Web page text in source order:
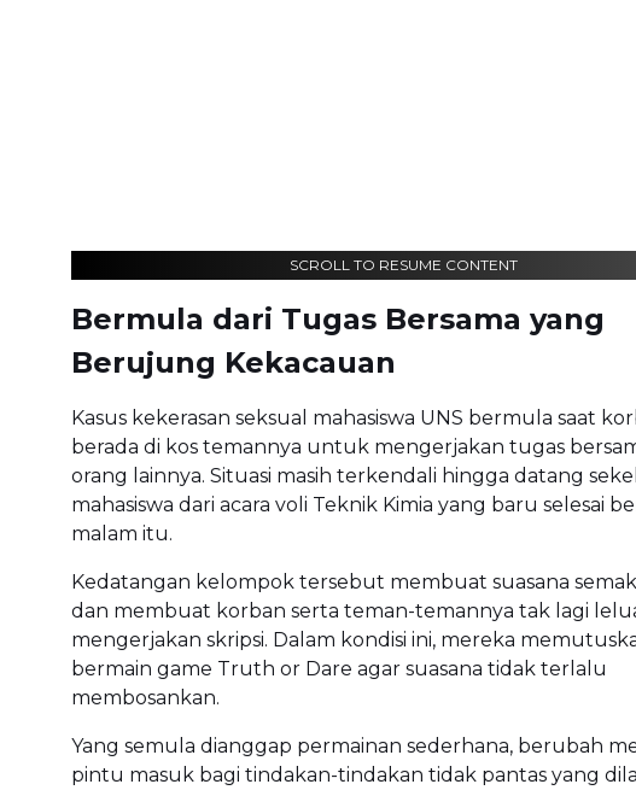
SCROLL TO RESUME CONTENT
Bermula dari Tugas Bersama yang
Berujung Kekacauan
Kasus kekerasan seksual mahasiswa UNS bermula saat
berada di kos temannya untuk mengerjakan tugas
orang lainnya. Situasi masih terkendali hingga datang
mahasiswa dari acara voli Teknik Kimia yang baru selesai
malam itu.
Kedatangan kelompok tersebut membuat suasana
dan membuat korban serta teman-temannya tak lagi
mengerjakan skripsi. Dalam kondisi ini, mereka
bermain game Truth or Dare agar suasana tidak terlalu
membosankan.
Yang semula dianggap permainan sederhana, berubah
pintu masuk bagi tindakan-tindakan tidak pantas yang